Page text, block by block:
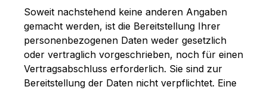
Soweit nachstehend keine anderen Angaben
gemacht werden, ist die Bereitstellung Ihrer
personenbezogenen Daten weder gesetzlich
oder vertraglich vorgeschrieben, noch für einen
Vertragsabschluss erforderlich. Sie sind zur
Bereitstellung der Daten nicht verpflichtet. Eine